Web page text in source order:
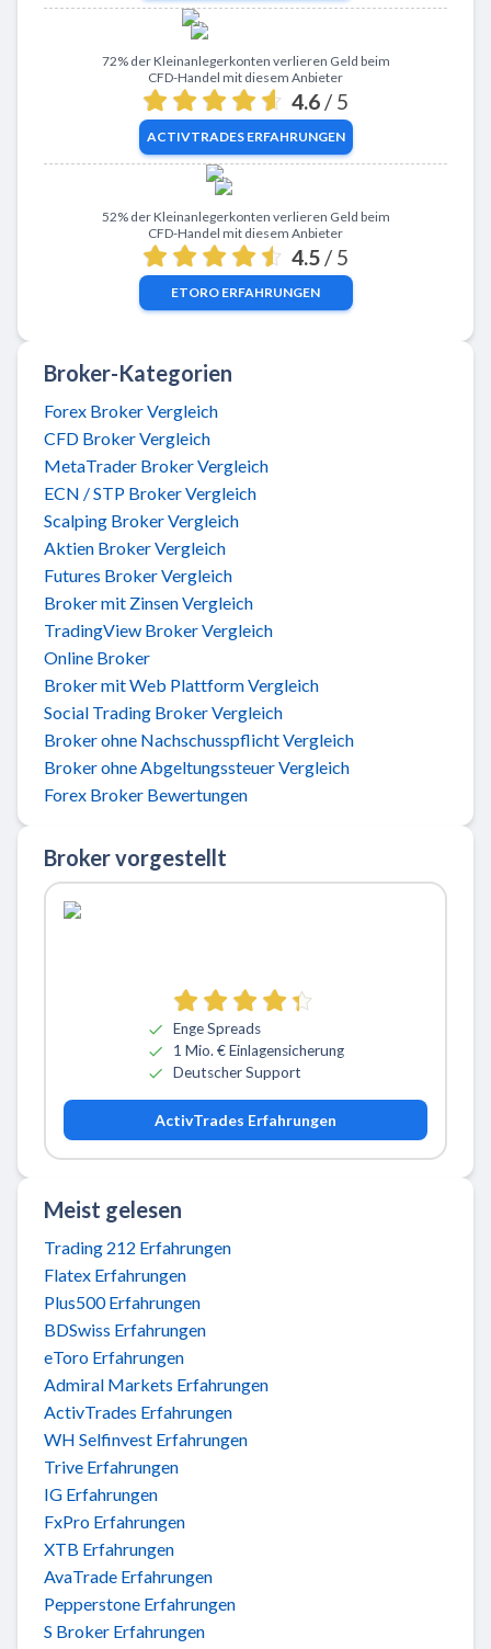
Zu ActivTrades
72% der Kleinanlegerkonten verlieren Geld beim
CFD-Handel mit diesem Anbieter
4.6 / 5
ACTIVTRADESERFAHRUNGEN
Zu eToro
52% der Kleinanlegerkonten verlieren Geld beim
CFD-Handel mit diesem Anbieter
4.5 / 5
ETORO ERFAHRUNGEN
Broker-Kategorien
Forex Broker Vergleich
CFD Broker Vergleich
MetaTrader Broker Vergleich
ECN / STP Broker Vergleich
Scalping Broker Vergleich
Aktien Broker Vergleich
Futures Broker Vergleich
Broker mit Zinsen Vergleich
TradingView Broker Vergleich
Online Broker
Broker mit Web Plattform Vergleich
Social Trading Broker Vergleich
Broker ohne Nachschusspflicht Vergleich
Broker ohne Abgeltungssteuer Vergleich
Forex Broker Bewertungen
Broker vorgestellt
Enge Spreads
1 Mio. € Einlagensicherung
Deutscher Support
ActivTrades Erfahrungen
Meist gelesen
Trading 212 Erfahrungen
Flatex Erfahrungen
Plus500 Erfahrungen
BDSwiss Erfahrungen
eToro Erfahrungen
Admiral Markets Erfahrungen
ActivTrades Erfahrungen
WH Selfinvest Erfahrungen
Trive Erfahrungen
IG Erfahrungen
FxPro Erfahrungen
XTB Erfahrungen
AvaTrade Erfahrungen
Pepperstone Erfahrungen
S Broker Erfahrungen